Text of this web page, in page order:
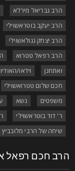
הרב גבריאל מירלא
הרב יעקב בוטראשוילי
הרב יצחק גגולאשוילי
הרב רפאל טטרוא
ואתחנן
וידאו/האודיו
חכם שלום טטרואשוילי
משפטים
נשא
ר' דוד בוטראשוילי
שיחה של הרבי מלובביץ
חכם רפאל